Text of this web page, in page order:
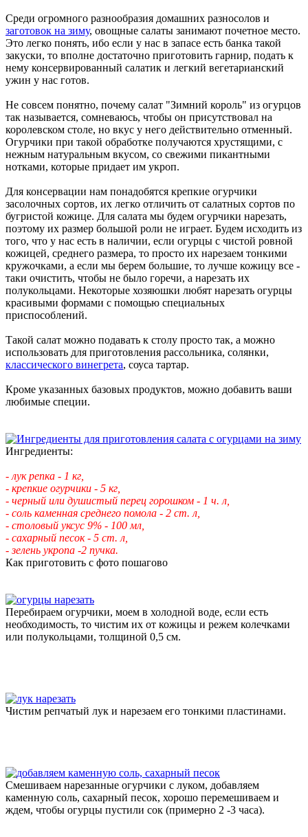
Среди огромного разнообразия домашних разносолов и
заготовок на зиму, овощные салаты занимают почетное место.
Это легко понять, ибо если у нас в запасе есть банка такой
закуски, то вполне достаточно приготовить гарнир, подать к
нему консервированный салатик и легкий вегетарианский
ужин у нас готов.
Не совсем понятно, почему салат "Зимний король" из огурцов
так называется, сомневаюсь, чтобы он присутствовал на
королевском столе, но вкус у него действительно отменный.
Огурчики при такой обработке получаются хрустящими, с
нежным натуральным вкусом, со свежими пикантными
нотками, которые придает им укроп.
Для консервации нам понадобятся крепкие огурчики
засолочных сортов, их легко отличить от салатных сортов по
бугристой кожице. Для салата мы будем огурчики нарезать,
поэтому их размер большой роли не играет. Будем исходить из
того, что у нас есть в наличии, если огурцы с чистой ровной
кожицей, среднего размера, то просто их нарезаем тонкими
кружочками, а если мы берем большие, то лучше кожицу все -
таки очистить, чтобы не было горечи, а нарезать их
полукольцами. Некоторые хозяюшки любят нарезать огурцы
красивыми формами с помощью специальных
приспособлений.
Такой салат можно подавать к столу просто так, а можно
использовать для приготовления рассольника, солянки,
классического винегрета, соуса тартар.
Кроме указанных базовых продуктов, можно добавить ваши
любимые специи.
Ингредиенты:
- лук репка - 1 кг,
- крепкие огурчики - 5 кг,
- черный или душистый перец горошком - 1 ч. л,
- соль каменная среднего помола - 2 ст. л,
- столовый уксус 9% - 100 мл,
- сахарный песок - 5 ст. л,
- зелень укропа -2 пучка.
Как приготовить с фото пошагово
Перебираем огурчики, моем в холодной воде, если есть
необходимость, то чистим их от кожицы и режем колечками
или полукольцами, толщиной 0,5 см.
Чистим репчатый лук и нарезаем его тонкими пластинами.
Смешиваем нарезанные огурчики с луком, добавляем
каменную соль, сахарный песок, хорошо перемешиваем и
ждем, чтобы огурцы пустили сок (примерно 2 -3 часа).